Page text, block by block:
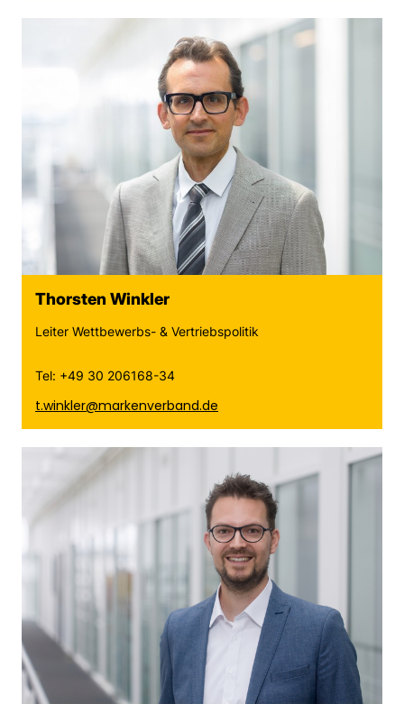
Thorsten Winkler
Leiter Wettbewerbs- & Vertriebspolitik
Tel: +49 30 206168-34
t.winkler@markenverband.de